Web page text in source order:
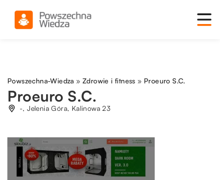
Powszechna-Wiedza »Zdrowie i fitness » Proeuro S.C.
Proeuro S.C.
-, Jelenia Góra, Kalinowa 23